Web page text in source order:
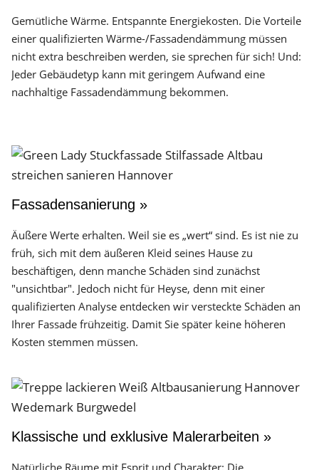
Gemütliche Wärme. Entspannte Energiekosten. Die Vorteile
einer qualifizierten Wärme-/Fassadendämmung müssen
nicht extra beschreiben werden, sie sprechen für sich! Und:
Jeder Gebäudetyp kann mit geringem Aufwand eine
nachhaltige Fassadendämmung bekommen.
Fassadensanierung »
Äußere Werte erhalten. Weil sie es „wert“ sind. Es ist nie zu
früh, sich mit dem äußeren Kleid seines Hause zu
beschäftigen, denn manche Schäden sind zunächst
"unsichtbar". Jedoch nicht für Heyse, denn mit einer
qualifizierten Analyse entdecken wir versteckte Schäden an
Ihrer Fassade frühzeitig. Damit Sie später keine höheren
Kosten stemmen müssen.
Klassische und exklusive Malerarbeiten »
Natürliche Räume mit Esprit und Charakter: Die